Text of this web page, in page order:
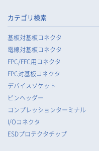
カテゴリ検索
基板対基板コネクタ
電線対基板コネクタ
FPC/FFC用コネクタ
FPC対基板コネクタ
デバイスソケット
ピンヘッダー
コンプレッションターミナル
I/Oコネクタ
ESDプロテクタチップ